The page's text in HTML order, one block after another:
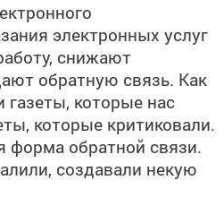
электронных услуг
снижают
обратную связь. Как
которые нас
которые критиковали.
форма обратной связи.
создавали некую